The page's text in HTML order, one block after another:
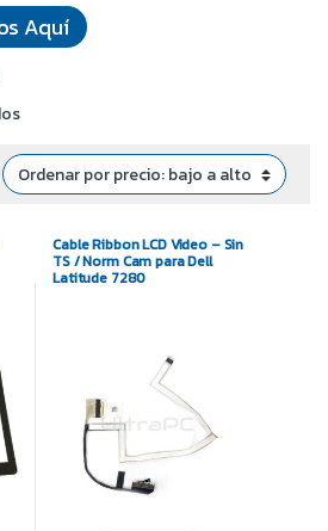
Aquí
Cable Ribbon LCD Video – Sin
TS / Norm Cam para Dell
Latitude 7280